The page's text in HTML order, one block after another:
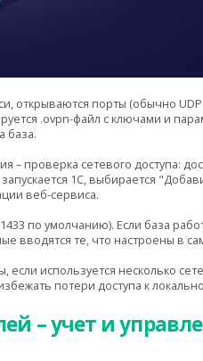
открываются порты (обычно UDP
.ovpn-файл с ключами и
база.
– проверка сетевого доступа:
1С, выбирается
веб-сервиса.
по умолчанию). Если база
вводятся те, что настроены в
если используется несколько
потери доступа к
– учет и